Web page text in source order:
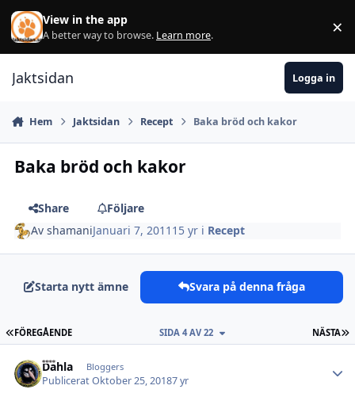
Hoppa till innehåll
View in the app
A better way to browse. Learn more. ×
Jaktsidan Logga in
Hem Jaktsidan Recept Baka bröd och kakor
Baka bröd och kakor
Share
Följare
AvshamaniJanuari 7, 2011 15 yr i Recept
Starta nytt ämne Svara på denna fråga
FÖRSTA SIDAN
FÖREGÅENDE NÄSTA
SIDA 4 AV 22
Dahla Bloggers
PubliceratOktober 25, 20187 yr